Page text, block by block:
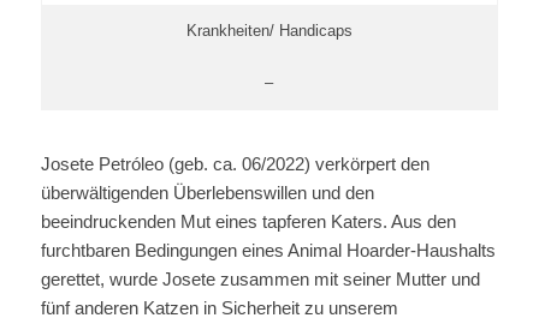
Krankheiten/ Handicaps
–
Josete Petróleo (geb. ca. 06/2022) verkörpert den
überwältigenden Überlebenswillen und den
beeindruckenden Mut eines tapferen Katers. Aus den
furchtbaren Bedingungen eines Animal Hoarder-Haushalts
gerettet, wurde Josete zusammen mit seiner Mutter und
fünf anderen Katzen in Sicherheit zu unserem